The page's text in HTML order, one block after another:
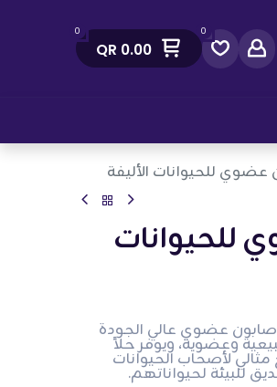
0
0
0.00
للحيوانات الأليفة
للحيوانات
صابون عضوي عالي الجودة
وعضوية، ويوفر حلاً
مثالي لأصحاب الحيوانات
للبيئة لحيواناتهم.